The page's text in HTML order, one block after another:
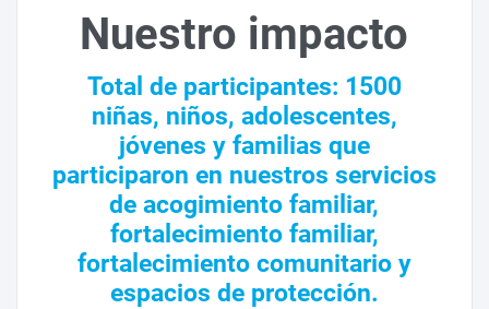
Nuestro impacto
Total de participantes: 1500
niñas, niños, adolescentes,
jóvenes y familias que
participaron en nuestros servicios
de acogimiento familiar,
fortalecimiento familiar,
fortalecimiento comunitario y
espacios de protección.